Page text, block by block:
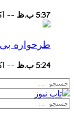
5:37 ب.ظ --
طرحواره
5:24 ب.ظ --